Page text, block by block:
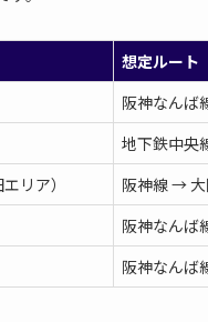
想定ルート
阪神なんば
地下鉄中央
リア）
阪神線 →
阪神なんば
阪神なんば